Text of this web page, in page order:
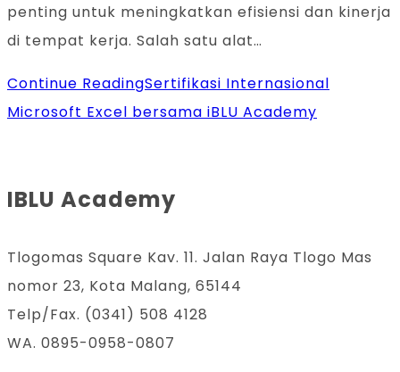
penting untuk meningkatkan efisiensi dan kinerja
di tempat kerja. Salah satu alat…
Continue ReadingSertifikasi Internasional
Microsoft Excel bersama iBLU Academy
IBLU Academy
Tlogomas Square Kav. 11. Jalan Raya Tlogo Mas
nomor 23, Kota Malang, 65144
Telp/Fax. (0341) 508 4128
WA. 0895-0958-0807